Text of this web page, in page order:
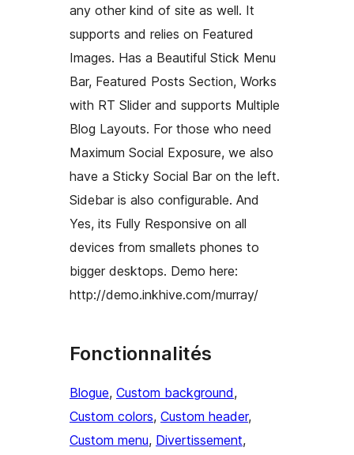
any other kind of site as well. It
supports and relies on Featured
Images. Has a Beautiful Stick Menu
Bar, Featured Posts Section, Works
with RT Slider and supports Multiple
Blog Layouts. For those who need
Maximum Social Exposure, we also
have a Sticky Social Bar on the left.
Sidebar is also configurable. And
Yes, its Fully Responsive on all
devices from smallets phones to
bigger desktops. Demo here:
http://demo.inkhive.com/murray/
Fonctionnalités
Blogue, Custom background
Custom colors, Custom header
Custom menu, Divertissement